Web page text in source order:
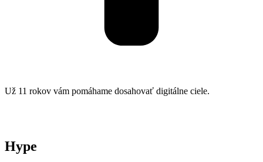
Už 11 rokov vám pomáhame dosahovať digitálne ciele.
Hype